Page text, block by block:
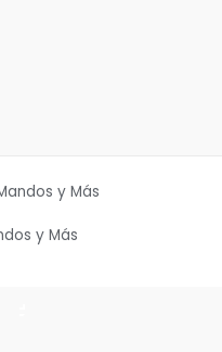
y Más
y Más